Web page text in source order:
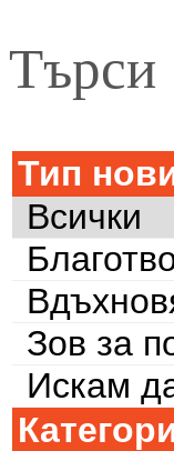
Търси
Тип
Всички
Зов за
Искам